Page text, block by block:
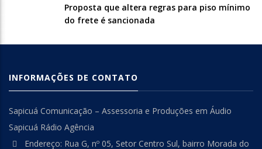
Proposta que altera regras para piso mínimo
do frete é sancionada
INFORMAÇÕES DE CONTATO
Sapicuá Comunicação – Assessoria e Produções em Áudio
Sapicuá Rádio Agência
Endereço: Rua G, nº 05, Setor Centro Sul, bairro Morada do